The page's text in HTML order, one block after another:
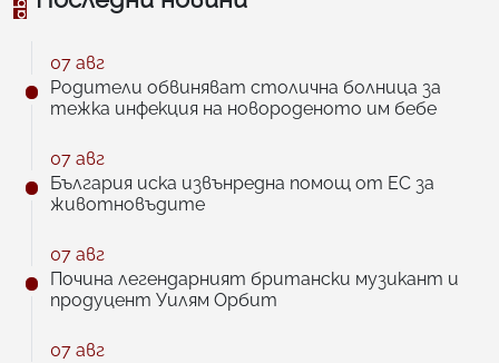
07 авг
Родители обвиняват столична болница за
тежка инфекция на новороденото им бебе
07 авг
България иска извънредна помощ от ЕС за
животновъдите
07 авг
Почина легендарният британски музикант и
продуцент Уилям Орбит
07 авг